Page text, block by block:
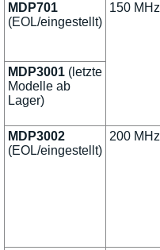
MDP701
(EOL/eingestellt)
150 MHz
MDP3001 (letzte
Modelle ab
Lager)
MDP3002
(EOL/eingestellt)
200 MHz